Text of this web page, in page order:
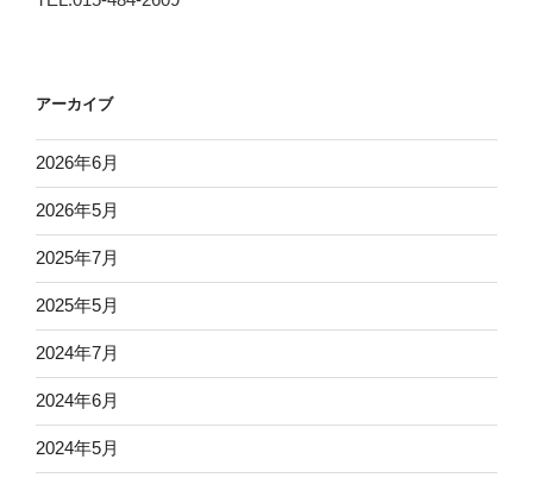
アーカイブ
2026年6月
2026年5月
2025年7月
2025年5月
2024年7月
2024年6月
2024年5月